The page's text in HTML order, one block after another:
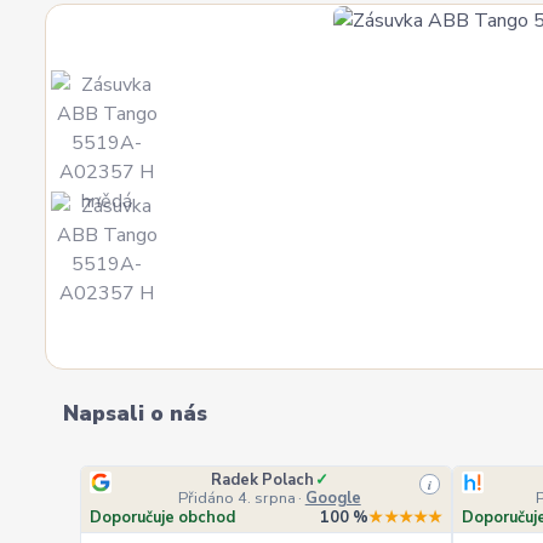
Napsali o nás
Radek Polach ✓
Přidáno 4. srpna · Google
i
Doporučuje obchod 100 %★★★★★